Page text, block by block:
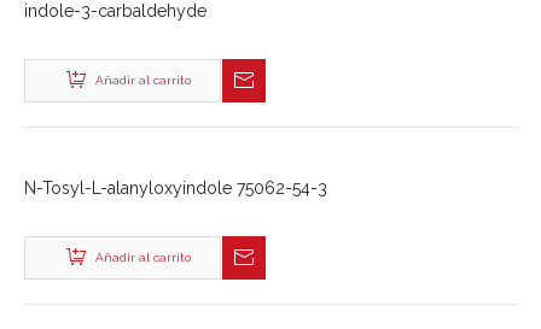
indole-3-carbaldehyde
Añadir al carrito
N-Tosyl-L-alanyloxyindole 75062-54-3
Añadir al carrito